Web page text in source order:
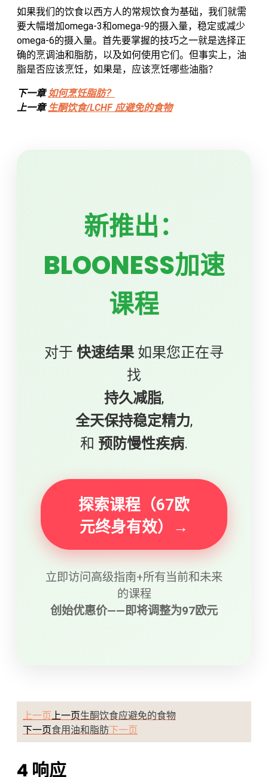
如果我们的饮食以西方人的常规饮食为基础，我们就需
要大幅增加omega-3和omega-9的摄入量，稳定或减少
omega-6的摄入量。首先要掌握的技巧之一就是选择正
确的烹调油和脂肪，以及如何使用它们。但事实上，油
脂是否应该烹饪，如果是，应该烹饪哪些油脂？
下一章如何烹饪脂肪？
上一章生酮饮食/LCHF 应避免的食物
新推出：
BLOONESS加速
课程
对于 快速结果如果您正在寻
找
持久减脂,
全天保持稳定精力,
和 预防慢性疾病.
探索课程（67欧
元终身有效）→
立即访问高级指南+所有当前和未来
的课程
创始优惠价——即将调整为97欧元
上一页 上一页生酮饮食应避免的食物
下一页食用油和脂肪下一页
4 响应